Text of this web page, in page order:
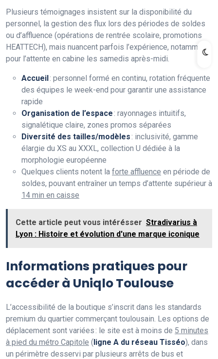
Plusieurs témoignages insistent sur la disponibilité du
personnel, la gestion des flux lors des périodes de soldes
ou d’affluence (opérations de rentrée scolaire, promotions
HEATTECH), mais nuancent parfois l’expérience, notamment
pour l’attente en cabine les samedis après-midi.
Accueil: personnel formé en continu, rotation fréquente
des équipes le week-end pour garantir une assistance
rapide
Organisation de l’espace: rayonnages intuitifs,
signalétique claire, zones promos séparées
Diversité des tailles/modèles: inclusivité, gamme
élargie du XS au XXXL, collection U dédiée à la
morphologie européenne
Quelques clients notent la forte affluence en période de
soldes, pouvant entraîner un temps d’attente supérieur à
14 min en caisse
Cette article peut vous intérésser Stradivarius à
Lyon : Histoire et évolution d'une marque iconique
Informations pratiques pour
accéder à Uniqlo Toulouse
L’accessibilité de la boutique s’inscrit dans les standards
premium du quartier commerçant toulousain. Les options de
déplacement sont variées : le site est à moins de 5 minutes
à pied du métro Capitole (ligne A du réseau Tisséo), dans
un périmètre desservi par plusieurs arrêts de bus et